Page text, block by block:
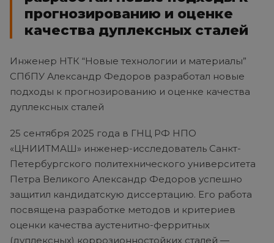
прогнозированию и оценке
качества дуплексных сталей
Инженер НТК “Новые технологии и материалы”
СПбПУ Александр Федоров разработал новые
подходы к прогнозированию и оценке качества
дуплексных сталей
25 сентября 2025 года в ГНЦ РФ НПО
«ЦНИИТМАШ» инженер-исследователь Санкт-
Петербургского политехнического университета
Петра Великого Александр Федоров успешно
защитил кандидатскую диссертацию. Его работа
посвящена разработке методов и критериев
оценки качества аустенитно-ферритных
(дуплексных) коррозионностойких сталей —